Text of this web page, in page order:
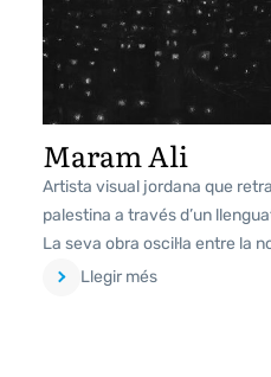
Maram Ali
Artista visual jordana que
palestina a través d’un
La seva obra oscil·la entre la
Llegir més